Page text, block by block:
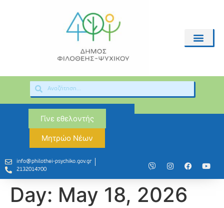
Γίνε εθελοντής
Μητρώο Νέων
info@philothei-psychiko.gov.gr
2132014700
Day: May 18, 2026